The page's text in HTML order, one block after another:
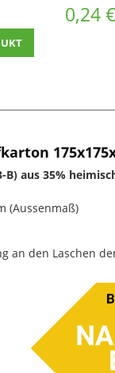
0,24 €
aus 35%
(Aussenmaß)
an den Laschen